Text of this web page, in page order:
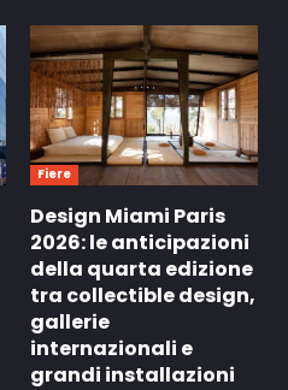
Fiere
Design Miami Paris
2026: le anticipazioni
della quarta edizione
tra collectible design,
gallerie
internazionali e
grandi installazioni